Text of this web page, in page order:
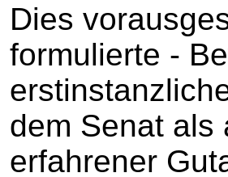
Dies
formulierte -
dem Senat als
erfahrener